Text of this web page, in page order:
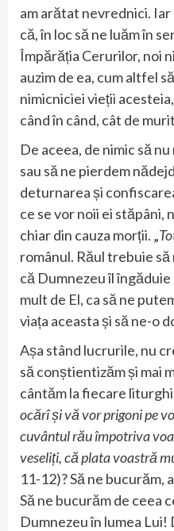
am arătat nevrednici.
că, în loc să ne luăm în
Împărăția Cerurilor, noi
auzim de ea, cum altfel
nimicniciei vieții
când în când, cât de
De aceea, de nimic să
sau să ne pierdem
deturnarea și
ce se vor noii ei stăpâni,
chiar din cauza morții. „
românul. Răul trebuie
că Dumnezeu îl îngăduie
mult de El, ca să ne
viața aceasta și să ne-o
Așa stând lucrurile, nu
să conștientizăm și mai
cântăm la fiecare
ocărî și vă vor prigoni pe
cuvântul rău împotriva
veseliți, că plata voastră
11-12)? Să ne bucurăm,
Să ne bucurăm de ceea
Dumnezeu în lumea Lui!